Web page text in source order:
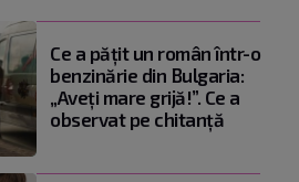
Ce a pățit un român într-o
benzinărie din Bulgaria:
„Aveți mare grijă!”. Ce a
observat pe chitanță